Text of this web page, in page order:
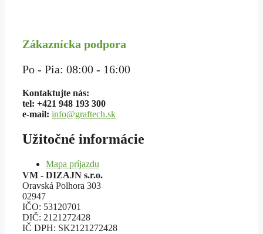
Zákaznícka podpora
Po - Pia: 08:00 - 16:00
Kontaktujte nás:
tel: +421 948 193 300
e-mail: info@graftech.sk
Užitočné informácie
Mapa príjazdu
VM - DIZAJN s.r.o.
Oravská Polhora 303
02947
IČO: 53120701
DIČ: 2121272428
IČ DPH: SK2121272428